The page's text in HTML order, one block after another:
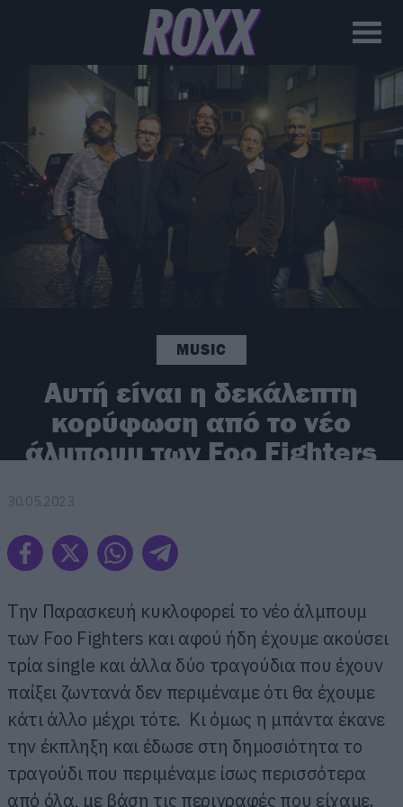
MUSIC
Αυτή είναι η δεκάλεπτη
κορύφωση από το νέο
άλμπουμ των Foo Fighters
30.05.2023
Την Παρασκευή κυκλοφορεί το νέο άλμπουμ
των Foo Fighters και αφού ήδη έχουμε ακούσει
τρία single και άλλα δύο τραγούδια που έχουν
παίξει ζωντανά δεν περιμέναμε ότι θα έχουμε
κάτι άλλο μέχρι τότε. Κι όμως η μπάντα έκανε
την έκπληξη και έδωσε στη δημοσιότητα το
τραγούδι που περιμέναμε ίσως περισσότερα
από όλα, με βάση τις περιγραφές που είχαμε.